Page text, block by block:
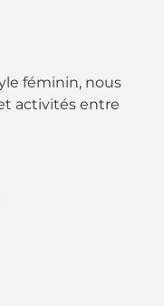
féminin, nous
activités entre